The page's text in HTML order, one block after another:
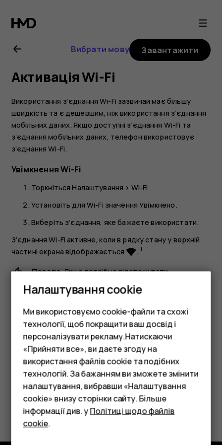
Посібник
користувача
Nokia
5
Смартфони
Фічерфони
Аксесуари
Планшети
Вибрати мову Завантажити
Активація Wi-Fi
Використання з’єднання Wi-Fi зазвичай має більшу
швидкість та є дешевшим, ніж використання з’єднання
мобільних даних. Якщо доступні з’єднання Wi-Fi та
з’єднання мобільних даних, телефон використовує
з’єднання Wi-Fi.
Увімкнення Wi-Fi
ТоркнітьсяНалаштування > Wi-Fi.
Установіть для Wi-Fi значенняУвімкнено.
Виберіть з’єднання, яке бажаєте використати.
З’єднання Wi-Fi активне, коли в рядку стану у верхній
частині екрана відображаєтьсяnetwork_wifi. 1
Порада.Якщо потрібно відстежувати
місцезнаходження, коли сигнали супутника
недоступні (наприклад, коли ви перебуваєте в
приміщенні або між високими будівлями),
увімкніть Wi-Fi, щоб покращити точність
позиціонування.
Це було для вас корисним?
Так
Налаштування cookie
Ми використовуємо cookie-файли та схожі
технології, щоб покращити ваш досвід і
персоналізувати рекламу.Натискаючи
«Прийняти все», ви даєте згоду на
використання файлів cookie та подібних
технологій. За бажанням ви зможете змінити
налаштування, вибравши «Налаштування
cookie» внизу сторінки сайту. Більше
інформації див. уПолітиці щодо файлів
cookie.